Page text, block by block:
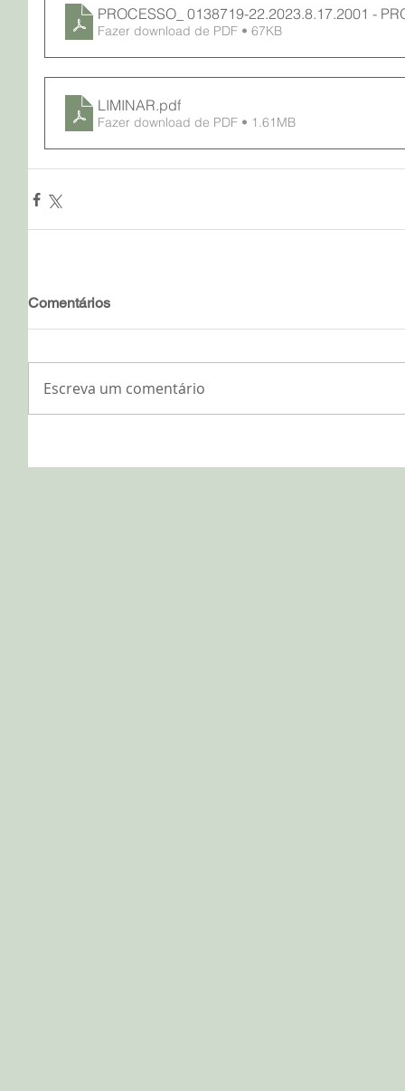
PROCESSO_ 0138719-22.2023.8.17.2001 -
Fazer download de PDF • 67KB
LIMINAR.pdf
Fazer download de PDF • 1.61MB
Comentários
Escreva um comentário